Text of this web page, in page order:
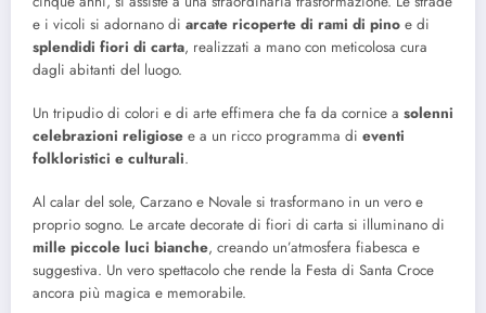
e i vicoli si adornano di arcate ricoperte di rami di pino e di
splendidi fiori di carta, realizzati a mano con meticolosa cura
dagli abitanti del luogo.
Un tripudio di colori e di arte effimera che fa da cornice a solenni
celebrazioni religiose e a un ricco programma di eventi
folkloristici e culturali.
Al calar del sole, Carzano e Novale si trasformano in un vero e
proprio sogno. Le arcate decorate di fiori di carta si illuminano di
mille piccole luci bianche, creando un’atmosfera fiabesca e
suggestiva. Un vero spettacolo che rende la Festa di Santa Croce
ancora più magica e memorabile.